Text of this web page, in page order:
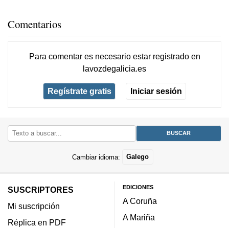
Comentarios
Para comentar es necesario estar registradoen
lavozdegalicia.es
Regístrate gratis Iniciar sesión
Cambiar idioma: Galego
SUSCRIPTORES
Mi suscripción
Réplica en PDF
EDICIONES
A Coruña
A Mariña